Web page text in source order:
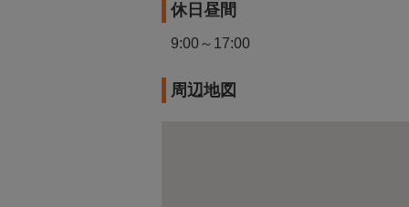
休日昼間
9:00～17:00
周辺地図